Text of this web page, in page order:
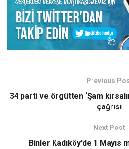
Previous
34 parti ve örgütten ‘Şam
çağrısı
Next Post
Binler Kadıköy’de 1 Mayıs